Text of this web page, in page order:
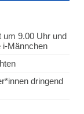
um 9.00 Uhr und
i-Männchen
dringend